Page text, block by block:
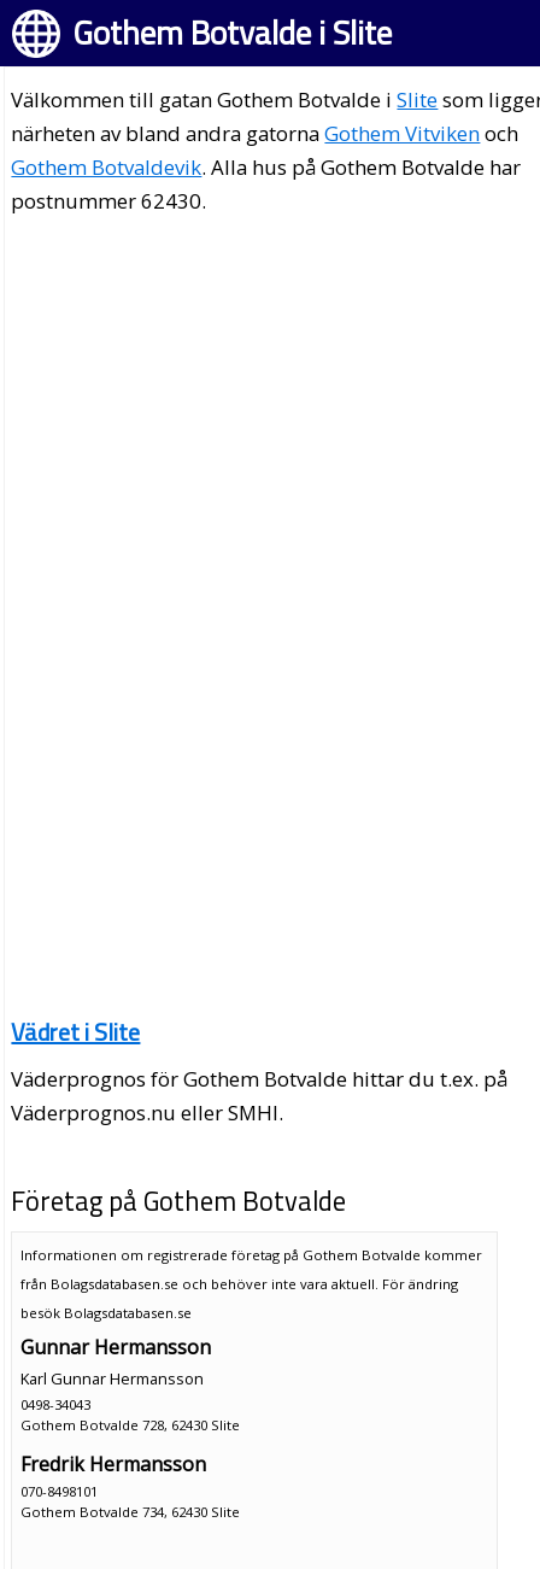
Gothem Botvalde i Slite
Välkommen till gatan Gothem Botvalde iSlitesom
närheten av bland andra gatornaGothem Vitvikenoch
Gothem Botvaldevik. Alla hus på Gothem Botvalde har
postnummer 62430.
Vädret i Slite
Väderprognos för Gothem Botvalde hittar du t.ex. på
Väderprognos.nu eller SMHI.
Företag på Gothem Botvalde
Informationen om registrerade företag på Gothem Botvalde kommer
från Bolagsdatabasen.se och behöver inte vara aktuell. För ändring
besök Bolagsdatabasen.se
Gunnar Hermansson
Karl Gunnar Hermansson
0498-34043
Gothem Botvalde 728, 62430 Slite
Fredrik Hermansson
070-8498101
Gothem Botvalde 734, 62430 Slite